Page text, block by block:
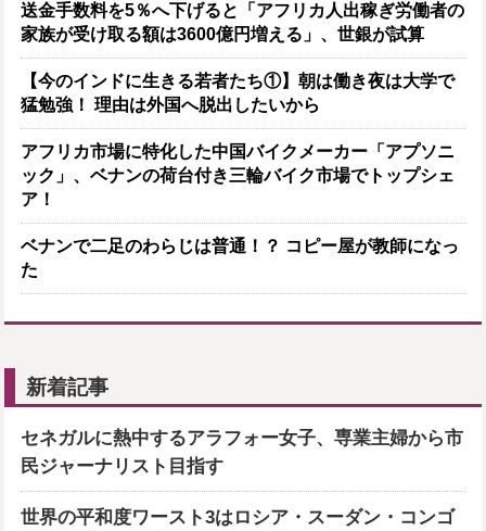
送金手数料を5％へ下げると「アフリカ人出稼ぎ労働者の
家族が受け取る額は3600億円増える」、世銀が試算
【今のインドに生きる若者たち①】朝は働き夜は大学で
猛勉強！ 理由は外国へ脱出したいから
アフリカ市場に特化した中国バイクメーカー「アプソニ
ック」、ベナンの荷台付き三輪バイク市場でトップシェ
ア！
ベナンで二足のわらじは普通！？ コピー屋が教師になっ
た
新着記事
セネガルに熱中するアラフォー女子、専業主婦から市
民ジャーナリスト目指す
世界の平和度ワースト3はロシア・スーダン・コンゴ